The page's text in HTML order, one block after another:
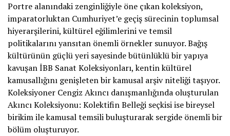
Portre alanındaki zenginliğiyle öne çıkan koleksiyon,
imparatorluktan Cumhuriyet’e geçiş sürecinin toplumsal
hiyerarşilerini, kültürel eğilimlerini ve temsil
politikalarını yansıtan önemli örnekler sunuyor. Bağış
kültürünün güçlü yeri sayesinde bütünlüklü bir yapıya
kavuşan İBB Sanat Koleksiyonları, kentin kültürel
kamusallığını genişleten bir kamusal arşiv niteliği taşıyor.
Koleksiyoner Cengiz Akıncı danışmanlığında oluşturulan
Akıncı Koleksiyonu: Kolektifin Belleği seçkisi ise bireysel
birikim ile kamusal temsili buluşturarak sergide önemli bir
bölüm oluşturuyor.